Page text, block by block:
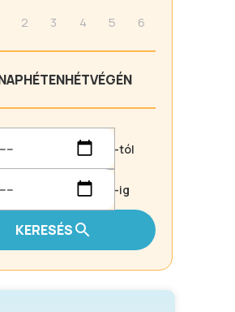
2 3 4 5 6
HÉTENHÉTVÉGÉN
-tól
-ig
KERESÉS